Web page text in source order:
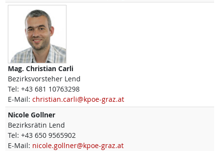
Mag. Christian Carli
Bezirksvorsteher Lend
Tel: +43 681 10763298
E-Mail: christian.carli@kpoe-graz.at
Nicole Gollner
Bezirksrätin Lend
Tel: +43 650 9565902
E-Mail: nicole.gollner@kpoe-graz.at